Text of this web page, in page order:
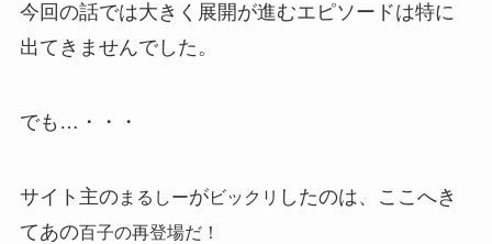
今回の話では大きく展開が進むエピソードは特に
出てきませんでした。
でも…・・・
サイト主のまるしーがビックリ したのは、ここへき
てあの百子の再登場だ！